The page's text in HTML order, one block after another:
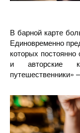
В барной карте
Единовременно
которых
и авторские
путешественники»